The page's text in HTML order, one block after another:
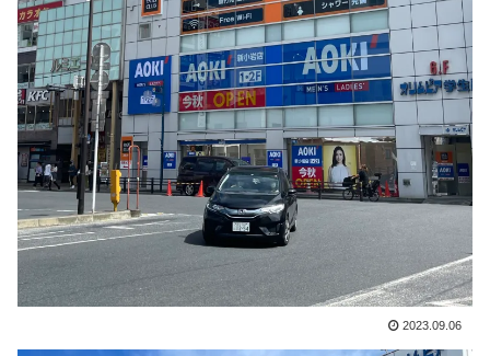
2023.09.06